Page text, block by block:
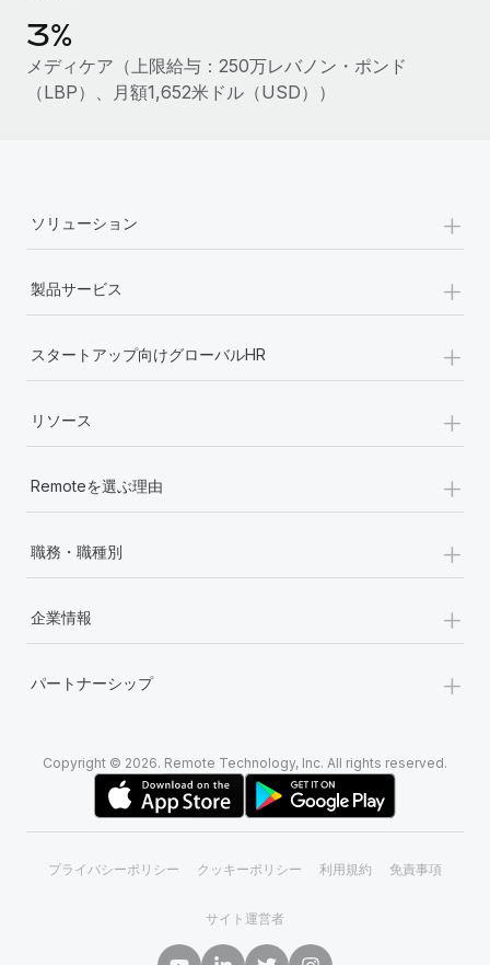
従業員の福利厚生を簡単に管理
ブログ
Remoteの製品アップデート：GustoとXeroの統合お
よびContractor Management Plus（契約社員管理
詳細を見る
給与詐欺：種類、事例、ビジネスを守る方法
ム間で頻繁に移動しているためです。このため、自社のビジネス
を保護することは極めて重要です。...
詳細を見る
3%
メディケア（上限給与：250万レバノン・ポンド
（LBP）、月額1,652米ドル（USD））
ソリューション +
製品サービス +
スタートアップ向けグローバルHR +
リソース +
Remoteを選ぶ理由 +
職務・職種別 +
企業情報 +
パートナーシップ +
Copyright © 2026. Remote Technology, Inc. All rights reserved.
プライバシーポリシー クッキーポリシー 利用規約 免責事項
サイト運営者